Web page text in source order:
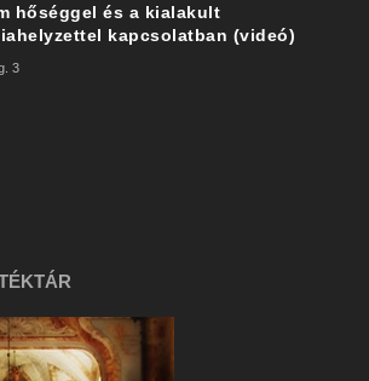
hőséggel és a kialakult
kapcsolatban (videó)
3